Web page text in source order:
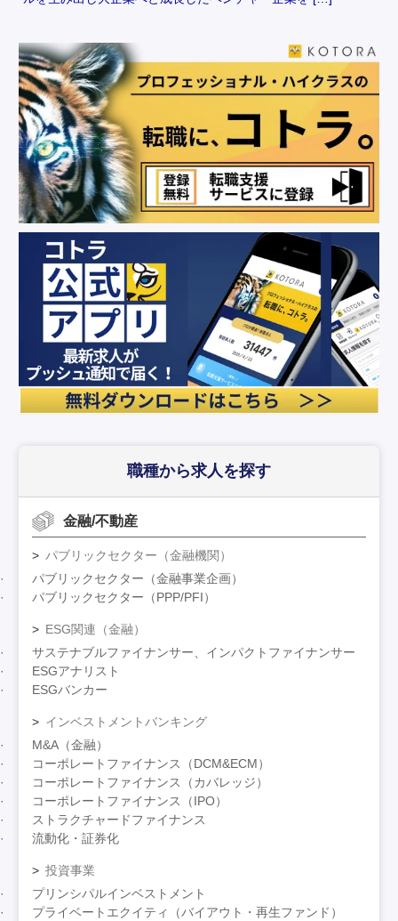
職種から求人を探す
金融/不動産
パブリックセクター（金融機関）
パブリックセクター（金融事業企画）
パブリックセクター（PPP/PFI）
ESG関連（金融）
サステナブルファイナンサー、インパクトファイナンサー
ESGアナリスト
ESGバンカー
インベストメントバンキング
M&A（金融）
コーポレートファイナンス（DCM&ECM）
コーポレートファイナンス（カバレッジ）
コーポレートファイナンス（IPO）
ストラクチャードファイナンス
流動化・証券化
投資事業
プリンシパルインベストメント
プライベートエクイティ（バイアウト・再生ファンド）